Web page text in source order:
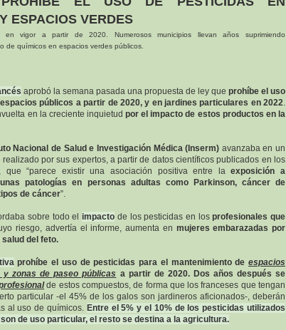
ESPACIOS VERDES
en vigor a partir de 2020. Numerosos municipios llevan años suprimiendo
de químicos en espacios verdes públicos.
aprobó la semana pasada una propuesta de ley que prohíbe el uso
públicos a partir de 2020, y en jardines particulares en 2022.
en la creciente inquietudpor el impacto de estos productos en la
Nacional de Salud e Investigación Médica (Inserm) avanzaba en un
realizado por sus expertos, a partir de datos científicos publicados en los
que “parece existir una asociación positiva entre laexposición a
patologías en personas adultas como Parkinson, cáncer de
de cáncer”.
sobre todo el impacto de los pesticidas en losprofesionales que
riesgo, advertía el informe, aumenta en mujeres embarazadas por
del feto.
prohíbe el uso de pesticidas para el mantenimiento de espacios
y zonas de paseo públicas a partir de 2020. Dos años después se
de estos compuestos, de forma que los franceses que tengan
particular -el 45% de los galos son jardineros aficionados-, deberán
al uso de químicos. Entre el 5% y el 10% de los pesticidas utilizados
de uso particular, el resto se destina a la agricultura.